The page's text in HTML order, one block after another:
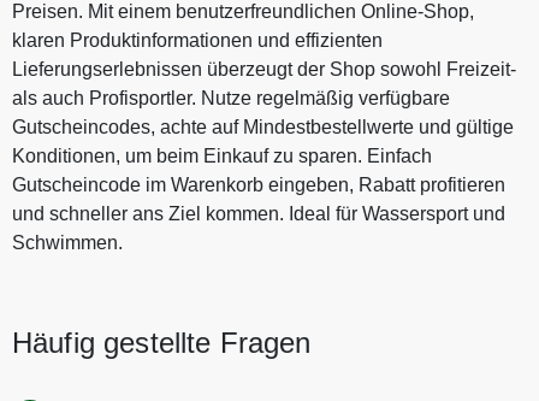
Preisen. Mit einem benutzerfreundlichen Online-Shop,
klaren Produktinformationen und effizienten
Lieferungserlebnissen überzeugt der Shop sowohl Freizeit-
als auch Profisportler. Nutze regelmäßig verfügbare
Gutscheincodes, achte auf Mindestbestellwerte und gültige
Konditionen, um beim Einkauf zu sparen. Einfach
Gutscheincode im Warenkorb eingeben, Rabatt profitieren
und schneller ans Ziel kommen. Ideal für Wassersport und
Schwimmen.
Häufig gestellte Fragen